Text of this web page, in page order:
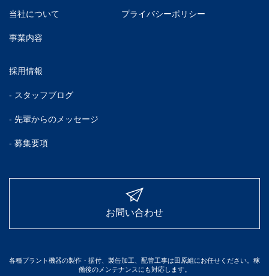
当社について
事業内容
プライバシーポリシー
採用情報
- スタッフブログ
- 先輩からのメッセージ
- 募集要項
お問い合わせ
各種プラント機器の製作・据付、製缶加工、配管工事は田原組にお任せください。稼
働後のメンテナンスにも対応します。